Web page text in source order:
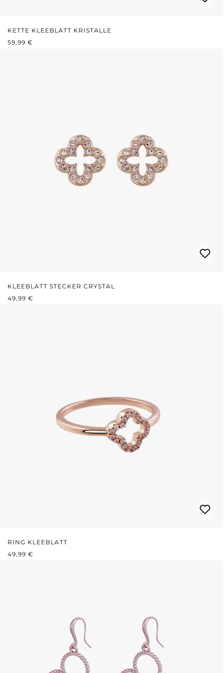
KETTE KLEEBLATT KRISTALLE
REGULÄRER PREIS:
59,99 €
KLEEBLATT STECKER CRYSTAL
REGULÄRER PREIS:
49,99 €
RING KLEEBLATT
REGULÄRER PREIS:
49,99 €